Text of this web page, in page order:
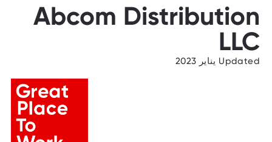
Abcom Distribution
LLC
Updated يناير 2023